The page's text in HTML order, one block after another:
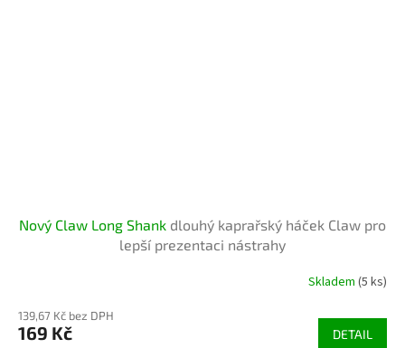
Nový Claw Long Shank dlouhý kaprařský háček Claw pro
lepší prezentaci nástrahy
Skladem (5 ks)
139,67 Kč bez DPH
169 Kč DETAIL